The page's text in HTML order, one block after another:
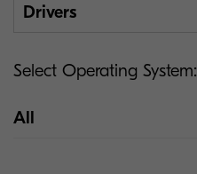
Drivers
Select Operating System:
All